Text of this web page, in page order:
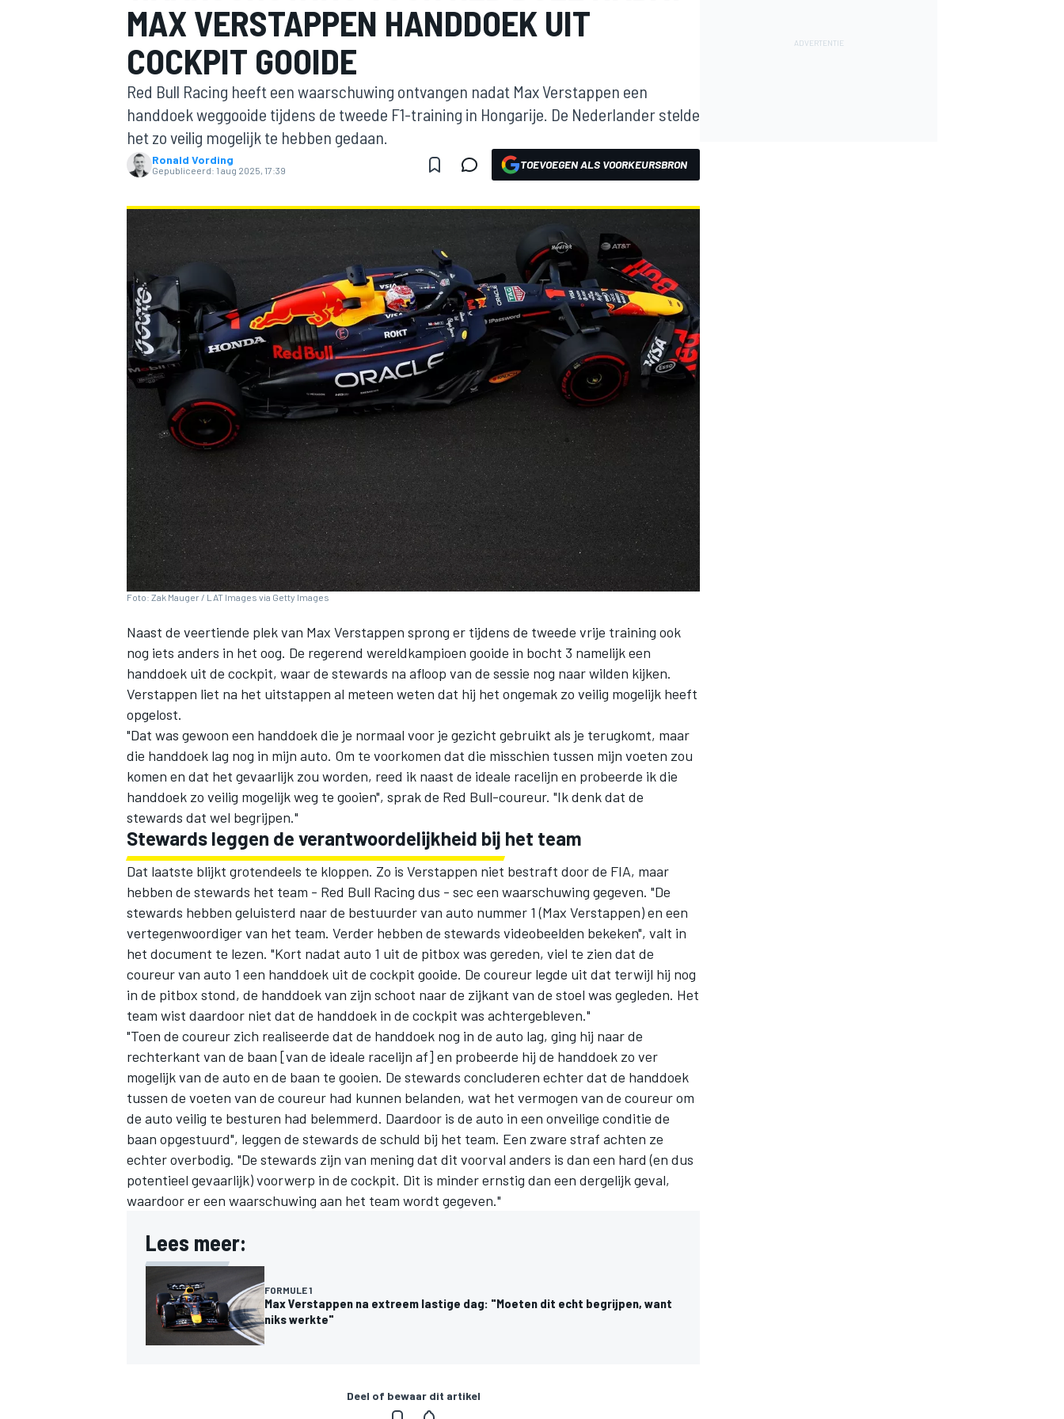
MOTOGP
INDYCAR
WEC DTM
MAX VERSTAPPEN HANDDOEK UIT
COCKPIT GOOIDE
Red Bull Racing heeft een waarschuwing ontvangen nadat Max Verstappen een
handdoek weggooide tijdens de tweede F1-training in Hongarije. De Nederlander stelde
het zo veilig mogelijk te hebben gedaan.
Ronald Vording
Gepubliceerd: 1 aug 2025, 17:39 TOEVOEGEN ALS VOORKEURSBRON
Foto: Zak Mauger / LAT Images via Getty Images
Naast de veertiende plek van Max Verstappen sprong er tijdens de tweede vrije training ook
nog iets anders in het oog. De regerend wereldkampioen gooide in bocht 3 namelijk een
handdoek uit de cockpit, waar de stewards na afloop van de sessie nog naar wilden kijken.
Verstappen liet na het uitstappen al meteen weten dat hij het ongemak zo veilig mogelijk heeft
opgelost.
"Dat was gewoon een handdoek die je normaal voor je gezicht gebruikt als je terugkomt, maar
die handdoek lag nog in mijn auto. Om te voorkomen dat die misschien tussen mijn voeten zou
komen en dat het gevaarlijk zou worden, reed ik naast de ideale racelijn en probeerde ik die
handdoek zo veilig mogelijk weg te gooien", sprak de Red Bull-coureur. "Ik denk dat de
stewards dat wel begrijpen."
Stewards leggen de verantwoordelijkheid bij het team
Dat laatste blijkt grotendeels te kloppen. Zo is Verstappen niet bestraft door de FIA, maar
hebben de stewards het team - Red Bull Racing dus - sec een waarschuwing gegeven. "De
stewards hebben geluisterd naar de bestuurder van auto nummer 1 (Max Verstappen) en een
vertegenwoordiger van het team. Verder hebben de stewards videobeelden bekeken", valt in
het document te lezen. "Kort nadat auto 1 uit de pitbox was gereden, viel te zien dat de
coureur van auto 1 een handdoek uit de cockpit gooide. De coureur legde uit dat terwijl hij nog
in de pitbox stond, de handdoek van zijn schoot naar de zijkant van de stoel was gegleden. Het
team wist daardoor niet dat de handdoek in de cockpit was achtergebleven."
"Toen de coureur zich realiseerde dat de handdoek nog in de auto lag, ging hij naar de
rechterkant van de baan [van de ideale racelijn af] en probeerde hij de handdoek zo ver
mogelijk van de auto en de baan te gooien. De stewards concluderen echter dat de handdoek
tussen de voeten van de coureur had kunnen belanden, wat het vermogen van de coureur om
de auto veilig te besturen had belemmerd. Daardoor is de auto in een onveilige conditie de
baan opgestuurd", leggen de stewards de schuld bij het team. Een zware straf achten ze
echter overbodig. "De stewards zijn van mening dat dit voorval anders is dan een hard (en dus
potentieel gevaarlijk) voorwerp in de cockpit. Dit is minder ernstig dan een dergelijk geval,
waardoor er een waarschuwing aan het team wordt gegeven."
Lees meer:
FORMULE 1
Max Verstappen na extreem lastige dag: "Moeten dit echt begrijpen, want
niks werkte"
Deel of bewaar dit artikel